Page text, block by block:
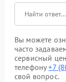
Вы можете
часто
сервисный
телефону+7
свой вопрос.